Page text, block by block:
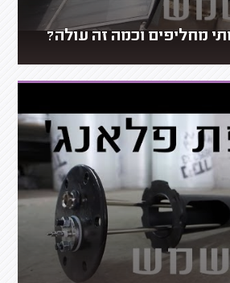
מחליפים וכמה זה עולה?